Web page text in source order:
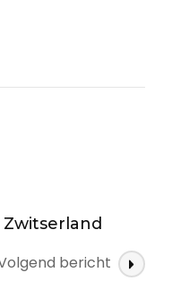
bericht